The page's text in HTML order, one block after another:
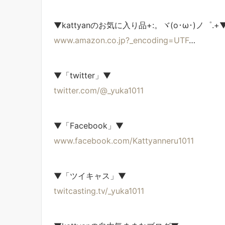
▼kattyanのお気に入り品+:。ヾ(o･ω･)ノ゜
www.amazon.co.jp?_encoding=UTF…
▼「twitter」▼
twitter.com/@_yuka1011
▼「Facebook」▼
www.facebook.com/Kattyanneru1011
▼「ツイキャス」▼
twitcasting.tv/_yuka1011